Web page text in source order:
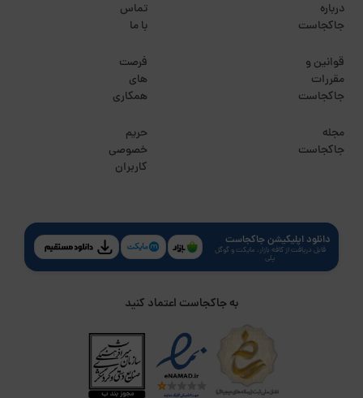
درباره
جاکجاست
قوانین و
مقررات
جاکجاست
مجله
جاکجاست
تماس
با ما
فرصت
های
همکاری
حریم
خصوصی
کاربران
دانلود اپلیکیشن جاکجاست
قابل دریافت از کافه بازار، مایکت و گوگل
پلی
به جاکجاست اعتماد کنید